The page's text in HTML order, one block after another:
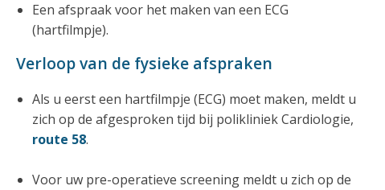
Een afspraak voor het maken van een ECG
(hartfilmpje).
Verloop van de fysieke afspraken
Als u eerst een hartfilmpje (ECG) moet maken, meldt u
zich op de afgesproken tijd bij polikliniek Cardiologie,
route 58.
Voor uw pre-operatieve screening meldt u zich op de